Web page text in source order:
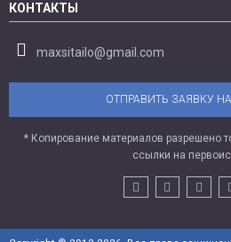
КОНТАКТЫ
maxsitailo@gmail.com
ОТПРАВИТЬ ЗАЯВКУ
* Копирование материалов разрешено
ссылки на